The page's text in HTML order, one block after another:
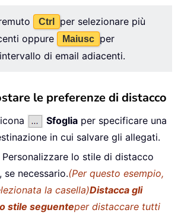
Ctrl
per selezionare più
oppure
Maiusc per
di email adiacenti.
le preferenze di distacco
Sfoglia per specificare una
in cui salvare gli allegati.
lo stile di distacco
necessario.(Per questo esempio,
la casella)Distacca gli
stile seguenteper distaccare tutti